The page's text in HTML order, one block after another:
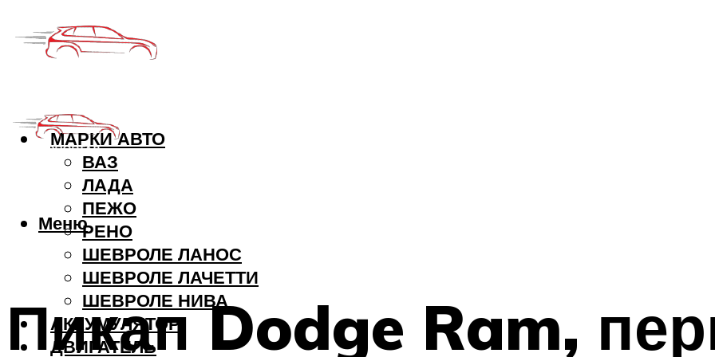
МАРКИ АВТО
ВАЗ
ЛАДА
ПЕЖО
РЕНО
ШЕВРОЛЕ ЛАНОС
ШЕВРОЛЕ ЛАЧЕТТИ
ШЕВРОЛЕ НИВА
АККУМУЛЯТОР
ДВИГАТЕЛЬ
Меню
Пикап Dodge Ram,